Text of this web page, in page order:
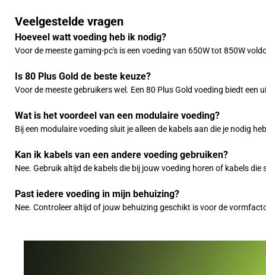
Veelgestelde vragen
Hoeveel watt voeding heb ik nodig?
Voor de meeste gaming-pc's is een voeding van 650W tot 850W
Is 80 Plus Gold de beste keuze?
Voor de meeste gebruikers wel. Een 80 Plus Gold voeding biedt
Wat is het voordeel van een modulaire voeding?
Bij een modulaire voeding sluit je alleen de kabels aan die je nodig
Kan ik kabels van een andere voeding gebruiken?
Nee. Gebruik altijd de kabels die bij jouw voeding horen of kabels
Past iedere voeding in mijn behuizing?
Nee. Controleer altijd of jouw behuizing geschikt is voor de